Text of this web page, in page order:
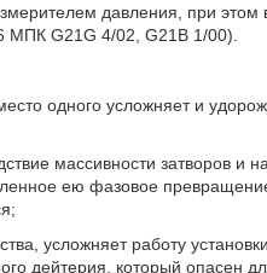
давления, при
МПК G21G 4/02, G21B 1/00).
одного усложняет и
массивности затворов и
ею фазовое
усложняет работу
дейтерия, который опасен